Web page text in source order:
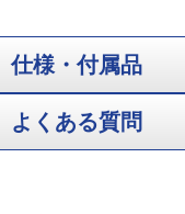
スッキリとしたデザイ
機能面も充実していま
仕様・付属品
よくある質問